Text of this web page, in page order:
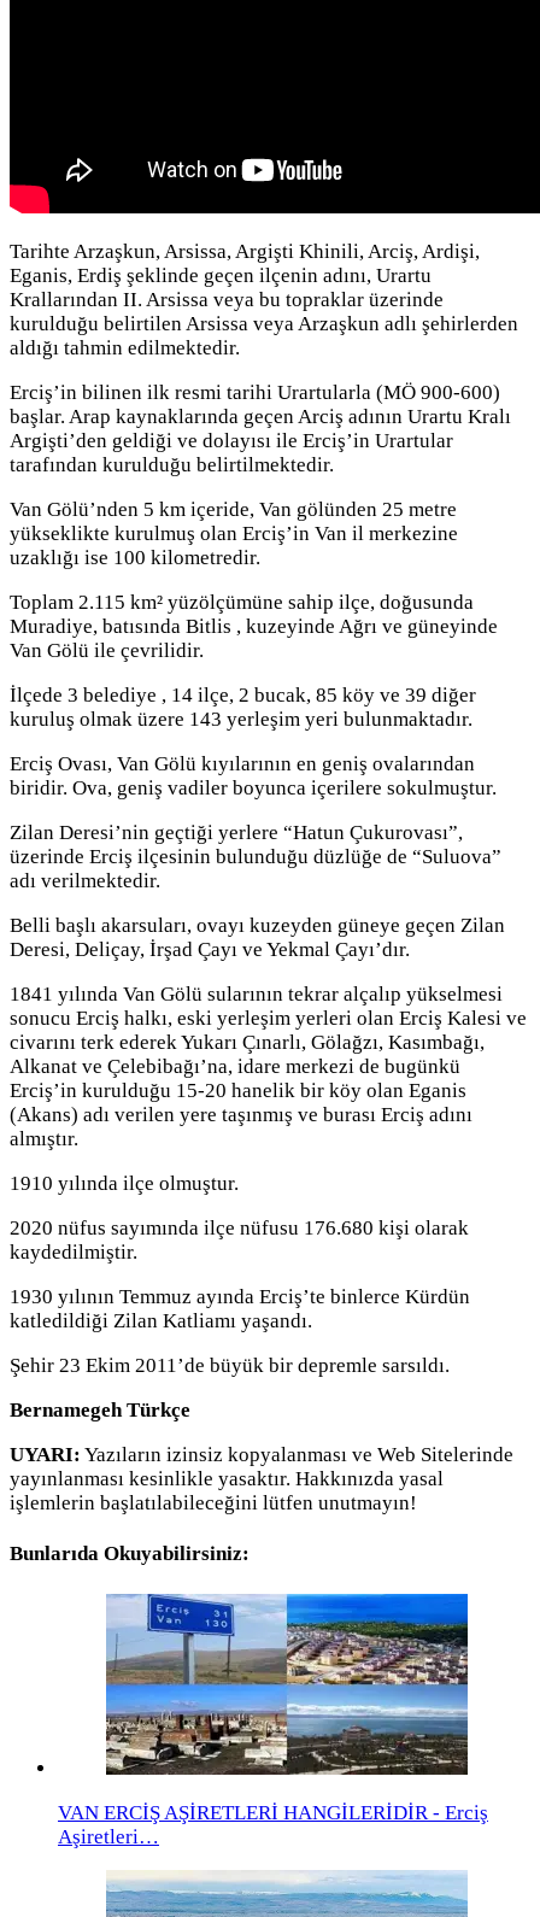
Tarihte Arzaşkun, Arsissa, Argişti Khinili, Arciş, Ardişi,
Eganis, Erdiş şeklinde geçen ilçenin adını, Urartu
Krallarından II. Arsissa veya bu topraklar üzerinde
kurulduğu belirtilen Arsissa veya Arzaşkun adlı şehirlerden
aldığı tahmin edilmektedir.
Erciş’in bilinen ilk resmi tarihi Urartularla (MÖ 900-600)
başlar. Arap kaynaklarında geçen Arciş adının Urartu Kralı
Argişti’den geldiği ve dolayısı ile Erciş’in Urartular
tarafından kurulduğu belirtilmektedir.
Van Gölü’nden 5 km içeride, Van gölünden 25 metre
yükseklikte kurulmuş olan Erciş’in Van il merkezine
uzaklığı ise 100 kilometredir.
Toplam 2.115 km² yüzölçümüne sahip ilçe, doğusunda
Muradiye, batısında Bitlis , kuzeyinde Ağrı ve güneyinde
Van Gölü ile çevrilidir.
İlçede 3 belediye , 14 ilçe, 2 bucak, 85 köy ve 39 diğer
kuruluş olmak üzere 143 yerleşim yeri bulunmaktadır.
Erciş Ovası, Van Gölü kıyılarının en geniş ovalarından
biridir. Ova, geniş vadiler boyunca içerilere sokulmuştur.
Zilan Deresi’nin geçtiği yerlere “Hatun Çukurovası”,
üzerinde Erciş ilçesinin bulunduğu düzlüğe de “Suluova”
adı verilmektedir.
Belli başlı akarsuları, ovayı kuzeyden güneye geçen Zilan
Deresi, Deliçay, İrşad Çayı ve Yekmal Çayı’dır.
1841 yılında Van Gölü sularının tekrar alçalıp yükselmesi
sonucu Erciş halkı, eski yerleşim yerleri olan Erciş Kalesi ve
civarını terk ederek Yukarı Çınarlı, Gölağzı, Kasımbağı,
Alkanat ve Çelebibağı’na, idare merkezi de bugünkü
Erciş’in kurulduğu 15-20 hanelik bir köy olan Eganis
(Akans) adı verilen yere taşınmış ve burası Erciş adını
almıştır.
1910 yılında ilçe olmuştur.
2020 nüfus sayımında ilçe nüfusu 176.680 kişi olarak
kaydedilmiştir.
1930 yılının Temmuz ayında Erciş’te binlerce Kürdün
katledildiği Zilan Katliamı yaşandı.
Şehir 23 Ekim 2011’de büyük bir depremle sarsıldı.
Bernamegeh Türkçe
UYARI: Yazıların izinsiz kopyalanması ve Web Sitelerinde
yayınlanması kesinlikle yasaktır. Hakkınızda yasal
işlemlerin başlatılabileceğini lütfen unutmayın!
Bunlarıda Okuyabilirsiniz:
VAN ERCİŞ AŞİRETLERİ HANGİLERİDİR - Erciş
Aşiretleri…